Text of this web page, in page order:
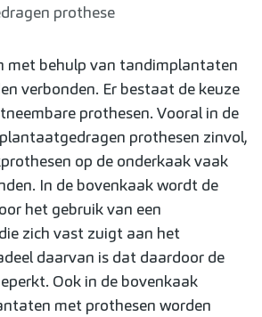
prothese
met behulp van tandimplantaten
verbonden. Er bestaat de keuze
prothesen. Vooral in de
prothesen zinvol,
op de onderkaak vaak
In de bovenkaak wordt de
het gebruik van een
zich vast zuigt aan het
daarvan is dat daardoor de
Ook in de bovenkaak
met prothesen worden